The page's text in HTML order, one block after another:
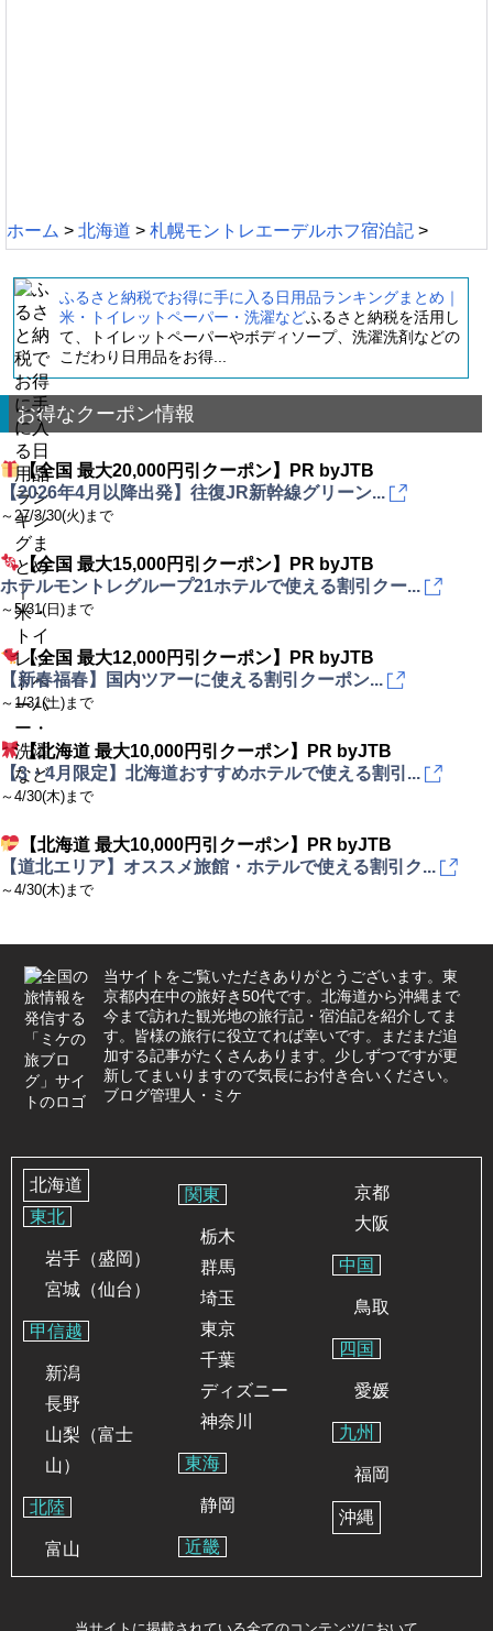
ホーム > 北海道 > 札幌モントレエーデルホフ宿泊記 >
ふるさと納税でお得に手に入る日用品ランキングまとめ｜
米・トイレットペーパー・洗濯などふるさと納税を活用し
て、トイレットペーパーやボディソープ、洗濯洗剤などの
こだわり日用品をお得...
お得なクーポン情報
【全国 最大20,000円引クーポン】PR byJTB
【2026年4月以降出発】往復JR新幹線グリーン...
～27/3/30(火)まで
【全国 最大15,000円引クーポン】PR byJTB
ホテルモントレグループ21ホテルで使える割引クー...
～5/31(日)まで
【全国 最大12,000円引クーポン】PR byJTB
【新春福春】国内ツアーに使える割引クーポン...
～1/31(土)まで
【北海道 最大10,000円引クーポン】PR byJTB
【3・4月限定】北海道おすすめホテルで使える割引...
～4/30(木)まで
【北海道 最大10,000円引クーポン】PR byJTB
【道北エリア】オススメ旅館・ホテルで使える割引ク...
～4/30(木)まで
当サイトをご覧いただきありがとうございます。東
京都内在中の旅好き50代です。北海道から沖縄まで
今まで訪れた観光地の旅行記・宿泊記を紹介してま
す。皆様の旅行に役立てれば幸いです。まだまだ追
加する記事がたくさんあります。少しずつですが更
新してまいりますので気長にお付き合いください。
ブログ管理人・ミケ
北海道
東北
岩手（盛岡）
宮城（仙台）
甲信越
新潟
長野
山梨（富士
山）
北陸
富山
関東
栃木
群馬
埼玉
東京
千葉
ディズニー
神奈川
東海
静岡
近畿
京都
大阪
中国
鳥取
四国
愛媛
九州
福岡
沖縄